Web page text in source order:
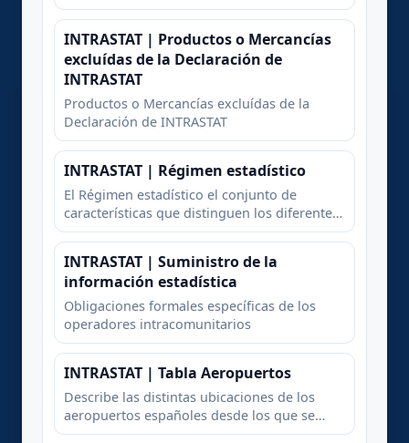
INTRASTAT | Productos o Mercancías
excluídas de la Declaración de
INTRASTAT
Productos o Mercancías excluídas de la
Declaración de INTRASTAT
INTRASTAT | Régimen estadístico
El Régimen estadístico el conjunto de
características que distinguen los diferentes
tipos de introducciones y expediciones de
información estadística
INTRASTAT | Suministro de la
información estadística
Obligaciones formales específicas de los
operadores intracomunitarios
INTRASTAT | Tabla Aeropuertos
Describe las distintas ubicaciones de los
aeropuertos españoles desde los que se
puede enviar o recibir mercancía hacia o